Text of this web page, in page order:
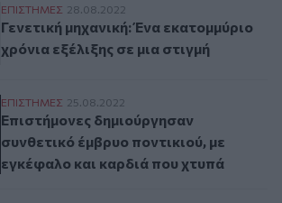
Γενετική μηχανική: Ένα εκατομμύριο
ΕΠΙΣΤΗΜΕΣ 28.08.2022
Γενετική μηχανική: Ένα εκατομμύριο
χρόνια εξέλιξης σε μια στιγμή
Επιστήμονες δημιούργησαν συνθετικό
ΕΠΙΣΤΗΜΕΣ 25.08.2022
Επιστήμονες δημιούργησαν
συνθετικό έμβρυο ποντικιού, με
εγκέφαλο και καρδιά που χτυπά